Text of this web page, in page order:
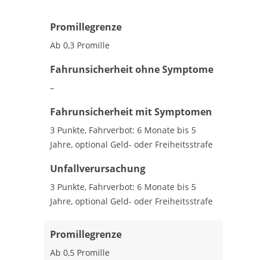
Promillegrenze
Ab 0,3 Promille
Fahrunsicherheit ohne Symptome
–
Fahrunsicherheit mit Symptomen
3 Punkte, Fahrverbot: 6 Monate bis 5
Jahre, optional Geld- oder Freiheitsstrafe
Unfallverursachung
3 Punkte, Fahrverbot: 6 Monate bis 5
Jahre, optional Geld- oder Freiheitsstrafe
Promillegrenze
Ab 0,5 Promille